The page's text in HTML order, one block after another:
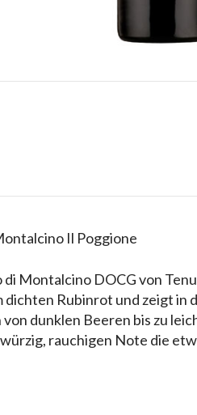
Il Poggione
di Montalcino DOCG von
dichten Rubinrot und zeigt in
dunklen Beeren bis zu
rauchigen Note die